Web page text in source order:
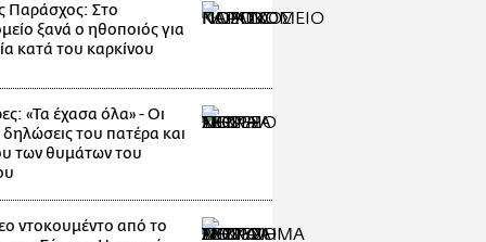
Οι Αθηναίοι
Απώλειες
Παράσχος: Στο
ξανά ο ηθοποιός για
κατά του καρκίνου
«Τα έχασα όλα» - Οι
του πατέρα και
των θυμάτων του
ντοκουμέντο από το